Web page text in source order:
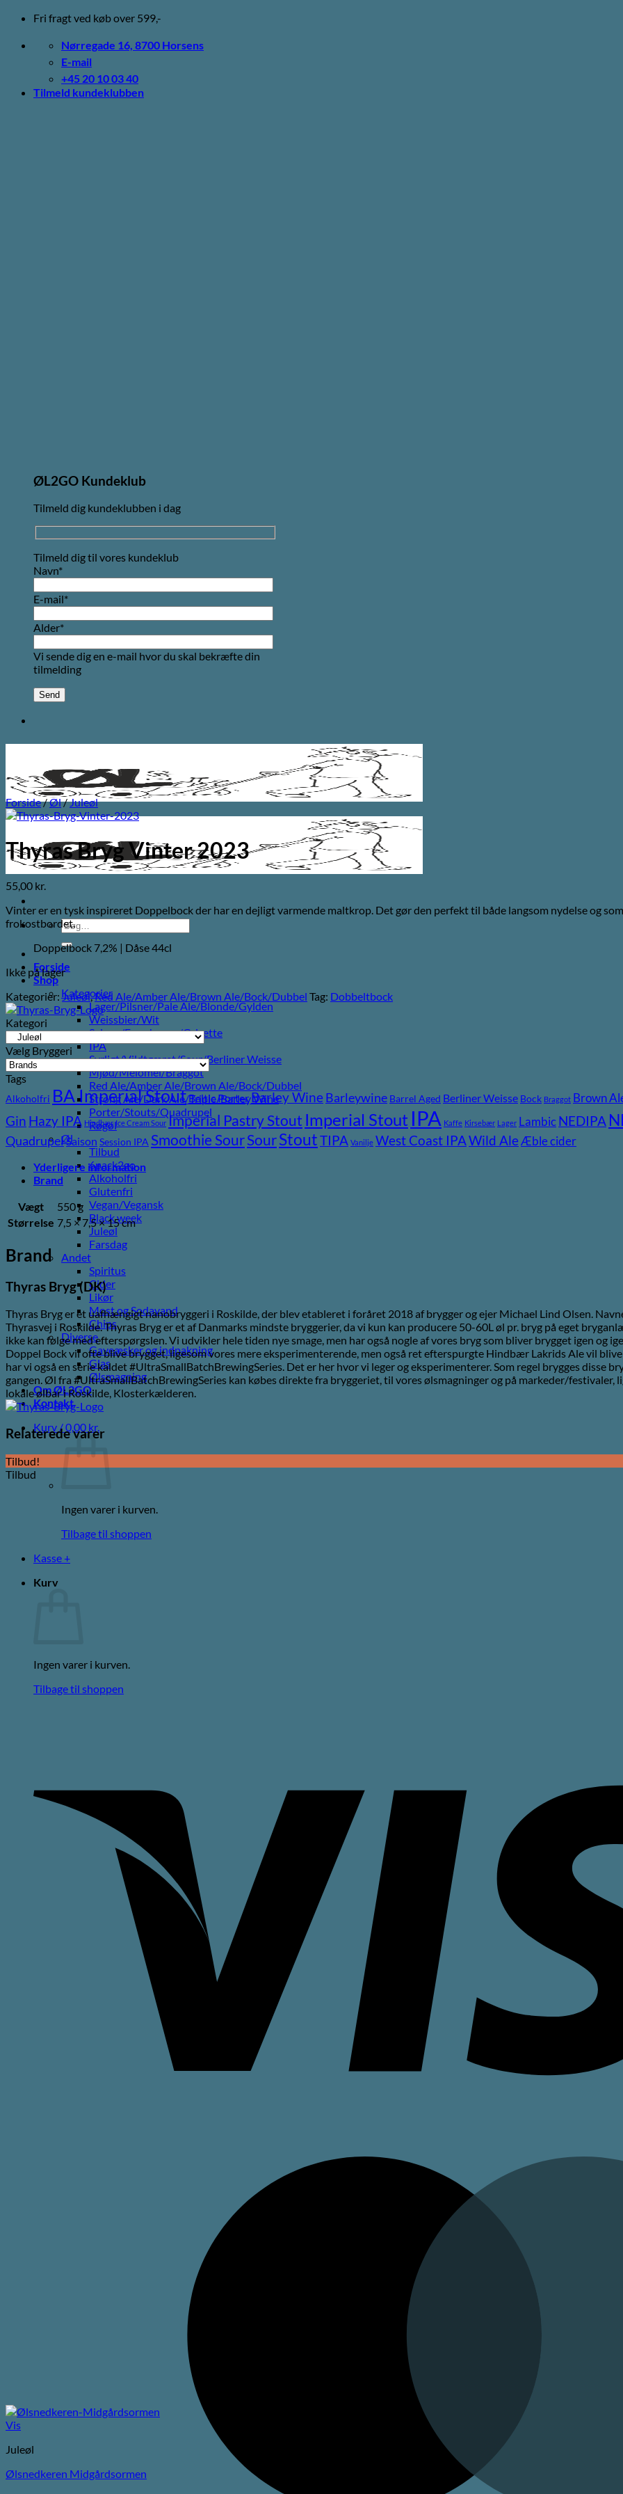
Fortsæt
indhold
Fri fragt ved køb over 599,-
Nørregade 16, 8700 Horsens
E-mail
+45 20 10 03 40
Tilmeld kundeklubben
ØL2GO Kundeklub
Tilmeld dig kundeklubben i dag
Tilmeld dig til vores kundeklub
Navn*
E-mail*
Alder*
Vi sende dig en e-mail hvor du skal bekræfte din
tilmelding
Søg
efter:
Forside
Shop
Kategorier
Lager/Pilsner/Pale Ale/Blonde/Gylden
Weissbier/Wit
Saison/Farmhouse/Grisette
IPA
Syrligt/Vildtgæret/Sour/Berliner Weisse
Mjød/Melomel/Braggot
Red Ale/Amber Ale/Brown Ale/Bock/Dubbel
Strong Ale/Dark Ale/Triple/Barley Wine
Porter/Stouts/Quadrupel
Røgøl
Øl
Tilbud
6pack2go
Alkoholfri
Glutenfri
Vegan/Vegansk
Black week
Juleøl
Farsdag
Andet
Spiritus
Cider
Likør
Most og Sodavand
Chips
Diverse
Gaveæsker og indpakning
Glas
Ølsmagning
Om ØL2GO
Kontakt
Kurv /0,00 kr.
Ingen varer i kurven.
Tilbage til shoppen
Kasse +
Kurv
Ingen varer i kurven.
Tilbage til shoppen
Forside/Øl/Juleøl
Thyras Bryg Vinter 2023
55,00 kr.
Vinter er en tysk inspireret Doppelbock der har en dejligt varmende maltkrop. Det gør den perfekt til både langsom nydelse og
frokostbordet.
Doppelbock 7,2% | Dåse 44cl
Ikke på lager
Kategorier:Juleøl,Red Ale/Amber Ale/Brown Ale/Bock/Dubbel Tag: Dobbeltbock
Kategori
Vælg Bryggeri
Tags
Alkoholfri BA Imperial StoutBaltic Porter Barley Wine Barleywine Barrel Aged Berliner Weisse Bock Braggot Brown
Gin Hazy IPA Hindbær Ice Cream Sour Imperial Pastry Stout Imperial Stout IPA Kaffe Kirsebær Lager LambicNEDIPA
QuadrupelSaison Session IPA Smoothie SourSourStoutTIPA Vanilje West Coast IPAWild AleÆble cider
Yderligere information
Brand
Vægt
550 g
Størrelse 7,5 × 7,5 × 15 cm
Brand
Thyras Bryg (DK)
Thyras Bryg er et uafhængigt nanobryggeri i Roskilde, der blev etableret i foråret 2018 af brygger og ejer Michael Lind Olsen.
Thyrasvej i Roskilde. Thyras Bryg er et af Danmarks mindste bryggerier, da vi kun kan producere 50-60L øl pr. bryg på eget
ikke kan følge med efterspørgslen. Vi udvikler hele tiden nye smage, men har også nogle af vores bryg som bliver brygget igen og
Doppel Bock vil ofte blive brygget, ligesom vores mere eksperimenterende, men også ret efterspurgte Hindbær Lakrids Ale vil
har vi også en serie kaldet #UltraSmallBatchBrewingSeries. Det er her hvor vi leger og eksperimenterer. Som regel brygges disse
gangen. Øl fra #UltraSmallBatchBrewingSeries kan købes direkte fra bryggeriet, til vores ølsmagninger og på markeder/festivaler,
lokale ølbar i Roskilde, Klosterkælderen.
Relaterede varer
Tilbud!
Tilbud
Vis
Juleøl
Ølsnedkeren Midgårdsormen